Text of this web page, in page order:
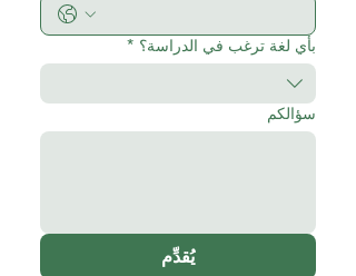
بأي لغة ترغب في الدراسة؟ *
سؤالكم
يُقدِّم